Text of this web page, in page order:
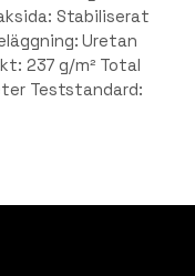
Stabiliserat
Uretan
237 g/m² Total
Teststandard: